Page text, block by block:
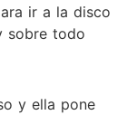
ir a la disco
sobre todo
y ella pone